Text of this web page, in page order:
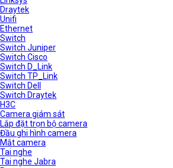
Draytek
Unifi
Ethernet
Switch
Switch Juniper
Switch Cisco
Switch D_Link
Switch TP_Link
Switch Dell
Switch Draytek
H3C
Camera giám sát
Lắp đặt trọn bộ camera
Đầu ghi hình camera
Mắt camera
Tai nghe
Tai nghe Jabra